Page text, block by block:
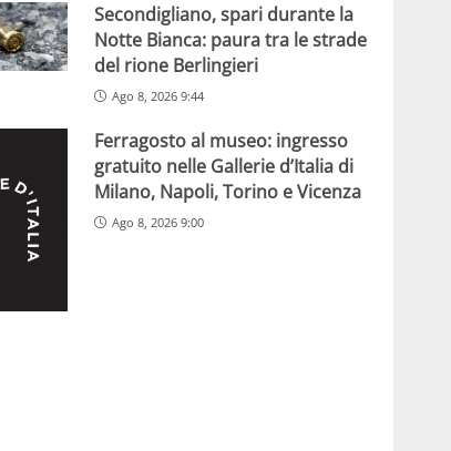
Secondigliano, spari durante la
Notte Bianca: paura tra le strade
del rione Berlingieri
Ago 8, 2026 9:44
Ferragosto al museo: ingresso
gratuito nelle Gallerie d’Italia di
Milano, Napoli, Torino e Vicenza
Ago 8, 2026 9:00